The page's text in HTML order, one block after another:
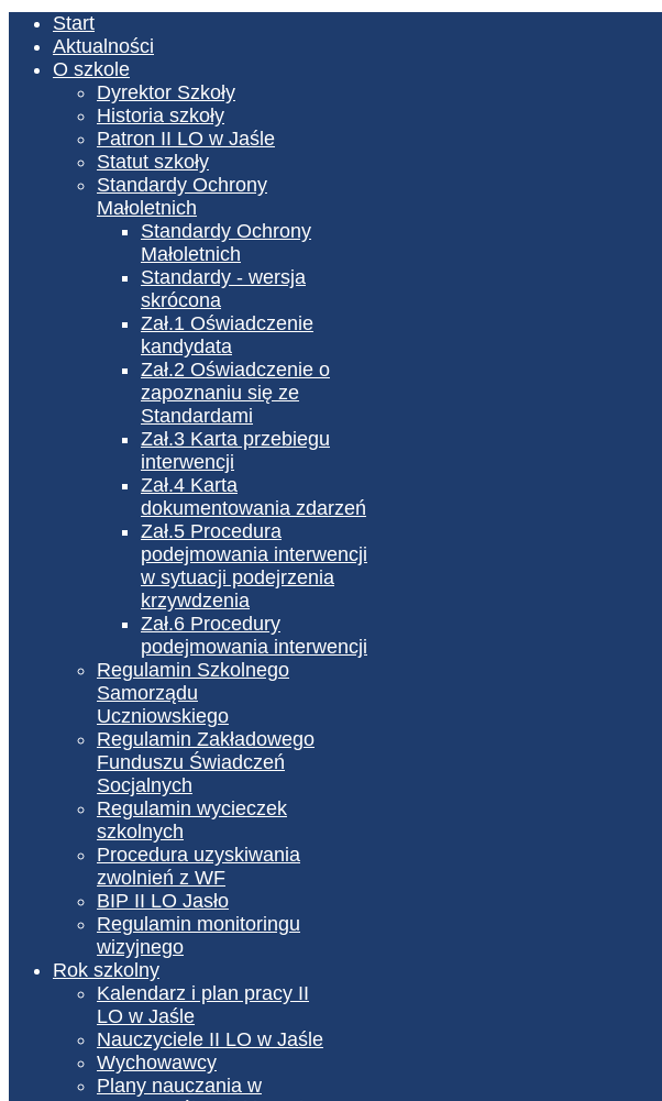
Start
Aktualności
O szkole
Dyrektor Szkoły
Historia szkoły
Patron II LO w Jaśle
Statut szkoły
Standardy Ochrony
Małoletnich
Standardy Ochrony
Małoletnich
Standardy - wersja
skrócona
Zał.1 Oświadczenie
kandydata
Zał.2 Oświadczenie o
zapoznaniu się ze
Standardami
Zał.3 Karta przebiegu
interwencji
Zał.4 Karta
dokumentowania zdarzeń
Zał.5 Procedura
podejmowania interwencji
w sytuacji podejrzenia
krzywdzenia
Zał.6 Procedury
podejmowania interwencji
Regulamin Szkolnego
Samorządu
Uczniowskiego
Regulamin Zakładowego
Funduszu Świadczeń
Socjalnych
Regulamin wycieczek
szkolnych
Procedura uzyskiwania
zwolnień z WF
BIP II LO Jasło
Regulamin monitoringu
wizyjnego
Rok szkolny
Kalendarz i plan pracy II
LO w Jaśle
Nauczyciele II LO w Jaśle
Wychowawcy
Plany nauczania w